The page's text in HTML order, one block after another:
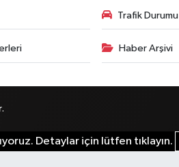
Trafik Durumu
Haber Arşivi
Detaylar için lütfen tıklayın.